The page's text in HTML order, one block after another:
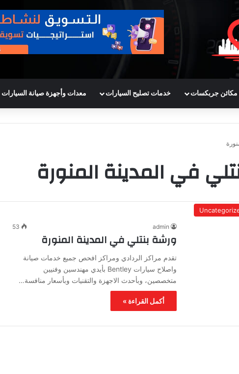
جربكسات خدمات تصليح السيارات معدات وأجهزة صيانة السيارات
في المدينة المنورة
admin
53
ورشة بنتلي في المدينة المنورة
تقدم مراكز الردادي ومراكز افحص جميع خدمات صيانة
واصلاح سيارات Bentley بأيدي مهندسين وفنيين
متخصصين، وبأحدث الاجهزة والتقنيات وبأسعار منافسة…
أكمل القراءة »